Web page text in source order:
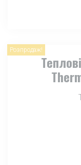
Розпродаж!